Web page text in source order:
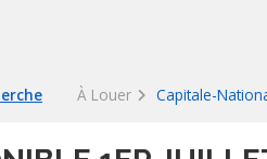
À Louer Capitale-